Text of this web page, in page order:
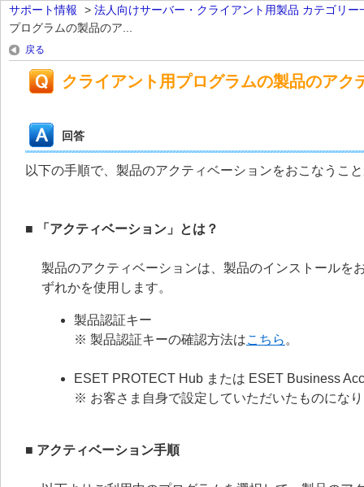
サポート情報 > 法人向けサーバー・クライアント用製品 カテゴリー
プログラムの製品のア...
戻る
クライアント用プログラムの製品のアク
回答
以下の手順で、製品のアクティベーションをおこなうこ
■ 「アクティベーション」とは？
製品のアクティベーションは、製品のインストールを
ずれかを使用します。
製品認証キー
※ 製品認証キーの確認方法はこちら 。
ESET PROTECT Hub または ESET Business
※ お客さま自身で設定していただいたものにな
■ アクティベーション手順